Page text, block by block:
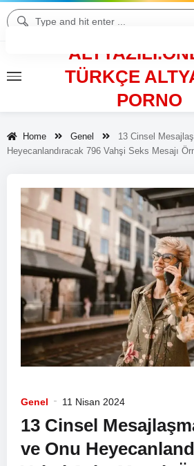
TÜRKÇE
PORNO
Home Genel
13 Cinsel
Heyecanlandıracak 796 Vahşi Seks Mesajı
Genel 11 Nisan 2024
13 Cinsel
ve Onu